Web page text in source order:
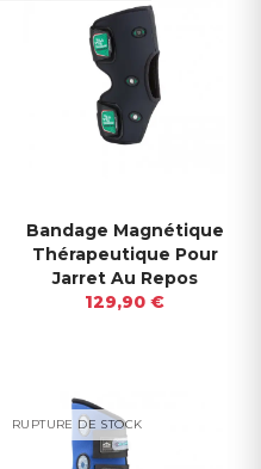
Bandage Magnétique
Thérapeutique Pour
Jarret Au Repos
129,90 €
RUPTURE DE STOCK